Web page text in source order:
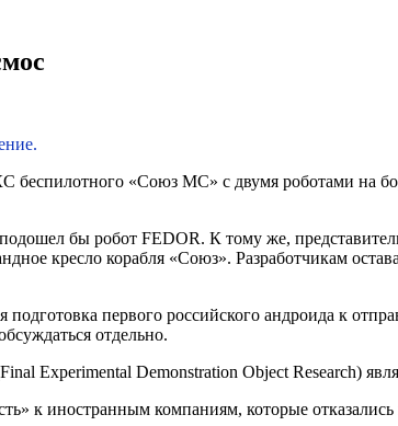
«Союз МС» с двумя роботами на
бы робот FEDOR. К тому же,
кресло корабля «Союз». Разработчикам
подготовка первого российского андроида к
отдельно.
Experimental Demonstration Object Research)
к иностранным компаниям, которые